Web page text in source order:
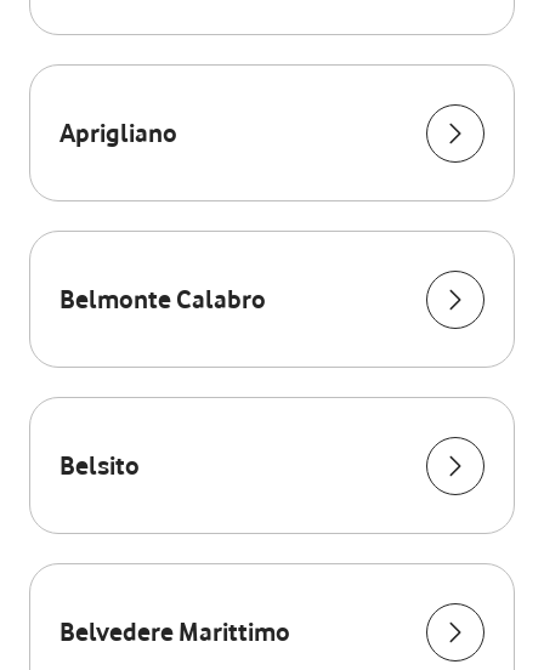
Aprigliano
Belmonte Calabro
Belsito
Belvedere Marittimo